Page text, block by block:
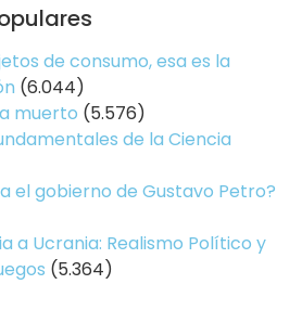
de consumo, esa es la
(6.044)
muerto (5.576)
de la Ciencia
el gobierno de Gustavo Petro?
a Ucrania: Realismo Político y
(5.364)